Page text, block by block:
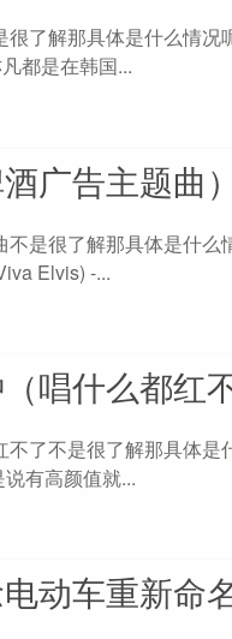
了解那具体是什么情况
都是在韩国...
广告主题曲）
是很了解那具体是什么
Elvis) -...
唱什么都红不
了不是很了解那具体是
有高颜值就...
动车重新命